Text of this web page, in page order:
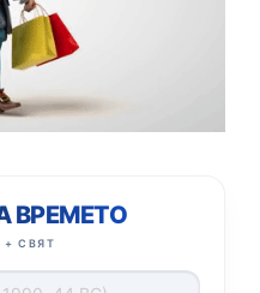
ВРЕМЕТО
+ СВЯТ